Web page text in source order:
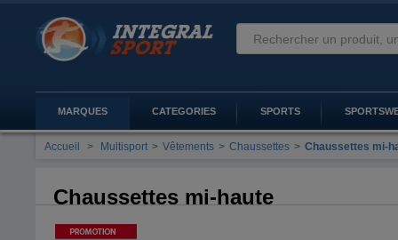
MARQUES CATEGORIES SPORTS
Accueil > Multisport > Vêtements > Chaussettes > Chaussettes mi-
Chaussettes mi-haute